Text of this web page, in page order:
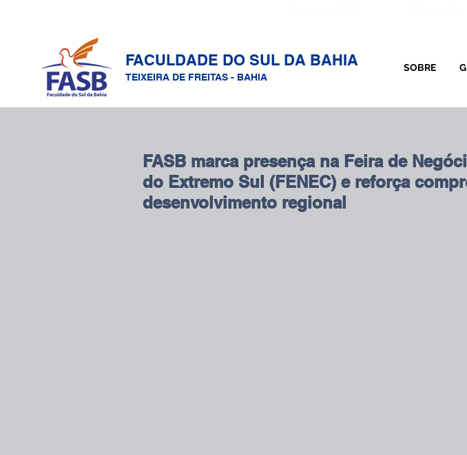
FACULDADE DO SUL DA BAHIA
TEIXEIRA DE FREITAS - BAHIA
SOBRE
FASB marca presença na Feira de
do Extremo Sul (FENEC) e reforça
desenvolvimento regional